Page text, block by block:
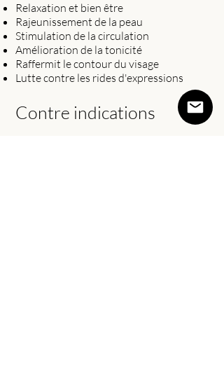
Relaxation et bien être
Rajeunissement de la peau
Stimulation de la circulation
Amélioration de la tonicité
Raffermit le contour du visage
Lutte contre les rides d'expressions
Contre indications